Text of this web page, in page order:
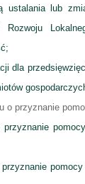
ustalania lub
dla
o przyznanie
przyznanie